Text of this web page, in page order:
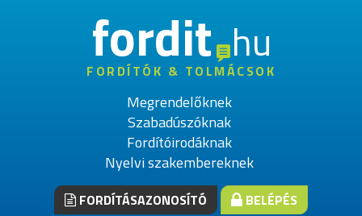
fordithu
FORDÍTÓK & TOLMÁCSOK
Megrendelőknek
Szabadúszóknak
Fordítóirodáknak
Nyelvi szakembereknek
FORDÍTÁSAZONOSÍTÓ BELÉPÉS